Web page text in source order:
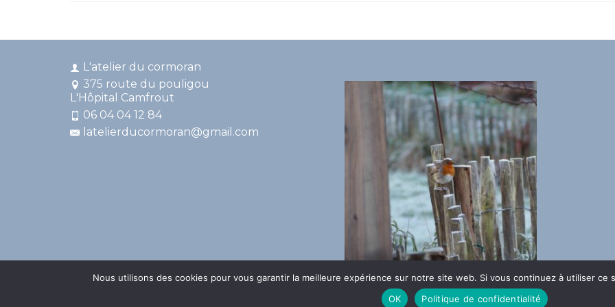
L'atelier du cormoran
375 route du pouligou
L'Hôpital Camfrout
06 04 04 12 84
latelierducormoran@gmail.com
Contactez L’atelier du
Nous utilisons des cookies pour vous garantir la meilleure expérience sur notre site web. Si vous continuez à utiliser
OK
Politique de confidentialité